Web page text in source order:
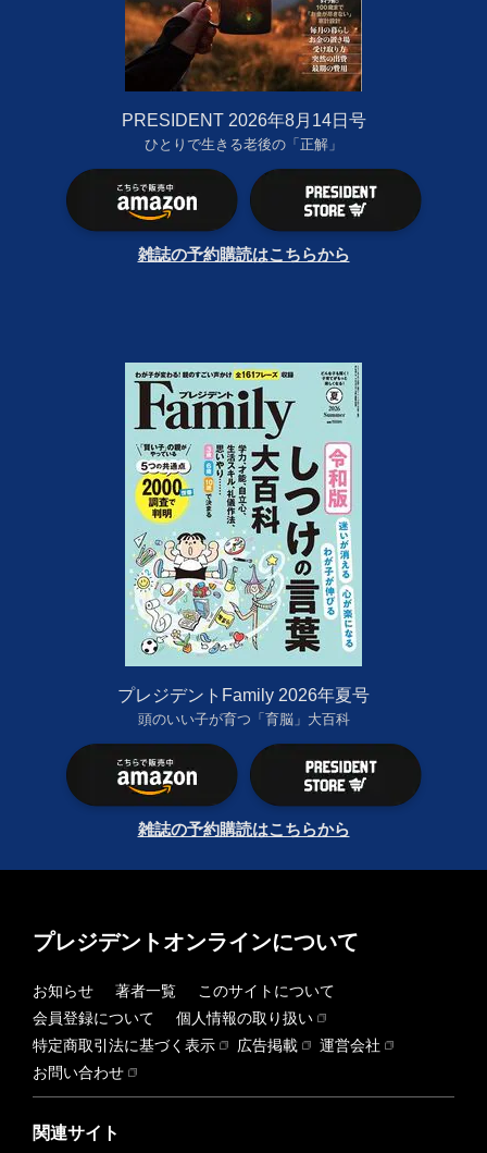
PRESIDENT 2026年8月14日号
ひとりで生きる老後の「正解」
雑誌の予約購読はこちらから
プレジデントFamily 2026年夏号
頭のいい子が育つ「育脳」大百科
雑誌の予約購読はこちらから
プレジデントオンラインについて
お知らせ 著者一覧
このサイトについて
会員登録について
個人情報の取り扱い
特定商取引法に基づく表示
広告掲載
運営会社
お問い合わせ
関連サイト